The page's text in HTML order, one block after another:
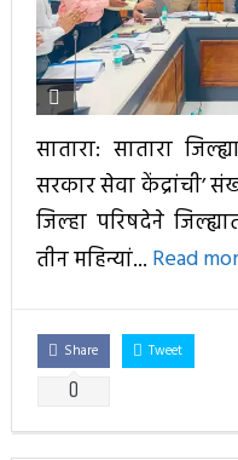
सातारा: सातारा
सरकार सेवा केंद्रांची’
जिल्हा परिषदेने
तीन महिन्यां... Read
Share
0
Tweet